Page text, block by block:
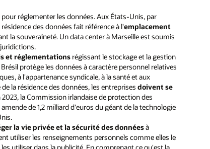
pour réglementer les données. Aux États-Unis, par
des données fait référence à l'emplacement
la souveraineté. Un data center à Marseille est soumis
et réglementations régissant le stockage et la gestion
protège les données à caractère personnel relatives
à l'appartenance syndicale, à la santé et aux
la résidence des données, les entreprisesdoivent se
la Commission irlandaise de protection des
de 1,2 milliard d'euros du géant de la technologie
la vie privée et la sécurité des donnéesà
utiliser les renseignements personnels comme elles le